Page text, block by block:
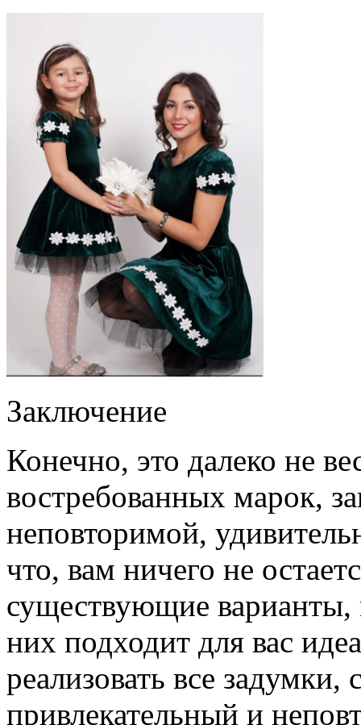
Заключение
Конечно, это далеко не
востребованных марок,
неповторимой,
что, вам ничего не
существующие варианты,
них подходит для вас
реализовать все задумки,
привлекательный и